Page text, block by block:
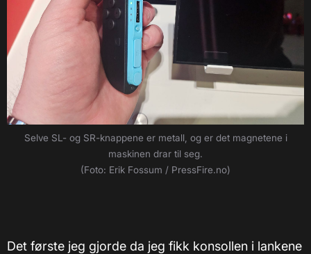
Selve SL- og SR-knappene er metall, og er det magnetene i
maskinen drar til seg.
(Foto: Erik Fossum / PressFire.no)
Det første jeg gjorde da jeg fikk konsollen i lankene